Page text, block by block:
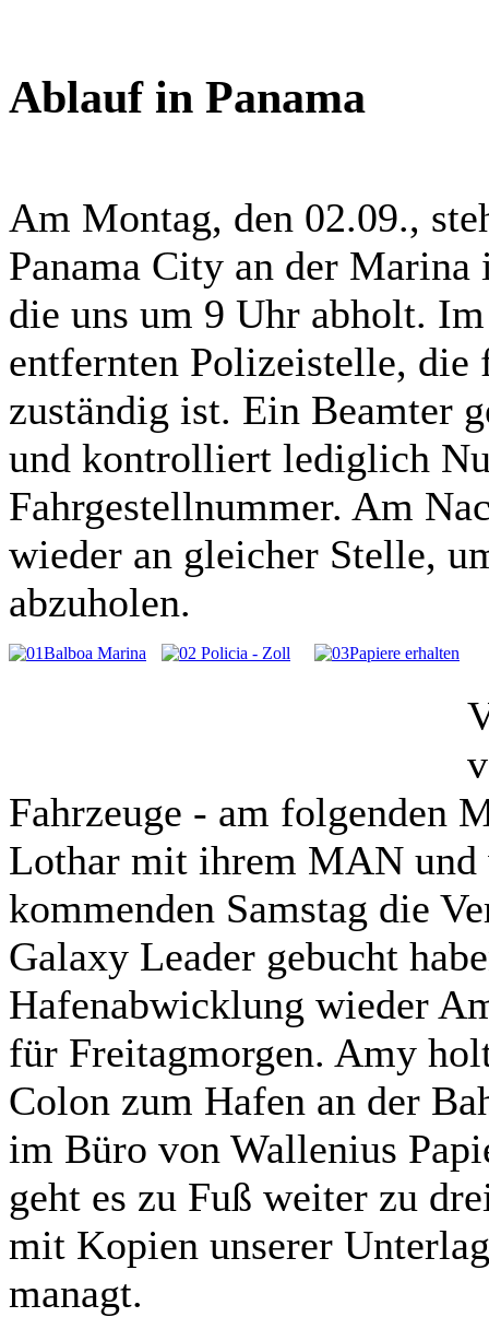
Ablauf in Panama
Am Montag, den 02.09.,
Panama City an der
die uns um 9 Uhr abholt.
entfernten Polizeistelle, die
zuständig ist. Ein Beamter
und kontrolliert lediglich
Fahrgestellnummer. Am
wieder an gleicher Stelle,
abzuholen.
Fahrzeuge - am folgenden
Lothar mit ihrem MAN
kommenden Samstag die
Galaxy Leader gebucht
Hafenabwicklung wieder
für Freitagmorgen. Amy
Colon zum Hafen an der
im Büro von Wallenius
geht es zu Fuß weiter zu
mit Kopien unserer
managt.